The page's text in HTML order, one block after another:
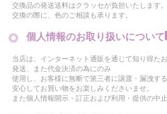
交換品の発送送料はクラッセが負担いたします
交換の際に、色のご相談も承ります。
個人情報のお取り扱いについて
当店は、インターネット通販を通じて知り得た
発送、また代金決済の為にのみ
使用し、お客様に無断で第三者に譲渡・漏洩す
安心してお買い物をお楽しみくださいませ。
また個人情報開示・訂正および利用・提供の中